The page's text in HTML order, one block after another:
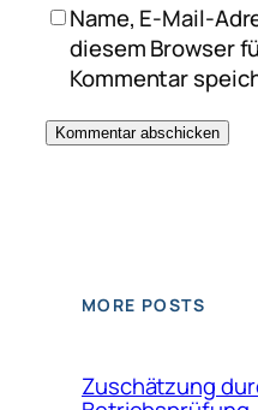
Name, E-Mail-
diesem Browser
Kommentar
MORE POSTS
Zuschätzung